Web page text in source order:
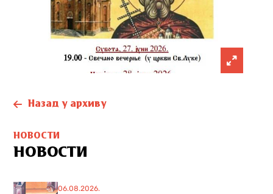
Назад у архиву
НОВОСТИ
НОВОСТИ
06.08.2026.